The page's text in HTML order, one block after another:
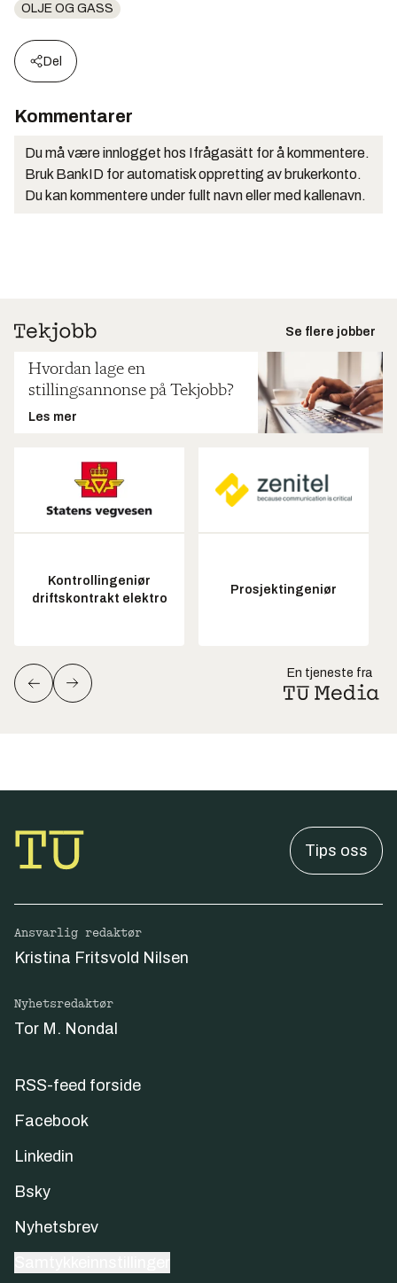
OLJE OG GASS
Del
Kommentarer
Du må være innlogget hos Ifrågasätt for å kommentere.
Bruk BankID for automatisk oppretting av brukerkonto.
Du kan kommentere under fullt navn eller med kallenavn.
Se flere jobber
Hvordan lage en
stillingsannonse på Tekjobb?
Les mer
Kontrollingeniør
driftskontrakt elektro
Prosjektingeniør
En tjeneste fra
Tips oss
Ansvarlig redaktør
Kristina Fritsvold Nilsen
Nyhetsredaktør
Tor M. Nondal
RSS-feed forside
Facebook
Linkedin
Bsky
Nyhetsbrev